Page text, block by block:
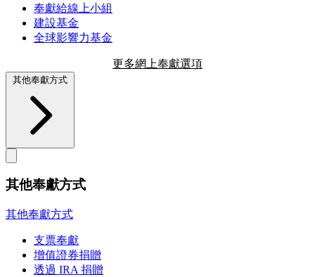
奉獻給線上小組
建設基金
全球影響力基金
更多網上奉獻選項
其他奉獻方式
其他奉獻方式
其他奉獻方式
支票奉獻
增值證券捐贈
透過 IRA 捐贈